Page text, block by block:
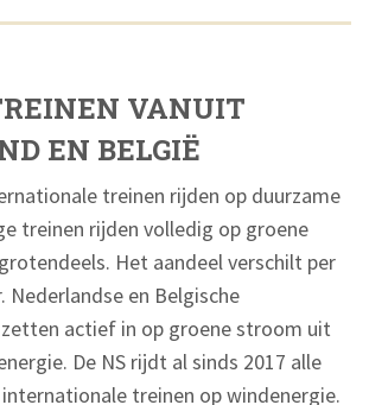
VANUIT
EN BELGIË
treinen rijden op duurzame
treinen rijden volledig op groene
Het aandeel verschilt per
Nederlandse en Belgische
actief in op groene stroom uit
De NS rijdt al sinds 2017 alle
treinen op windenergie.